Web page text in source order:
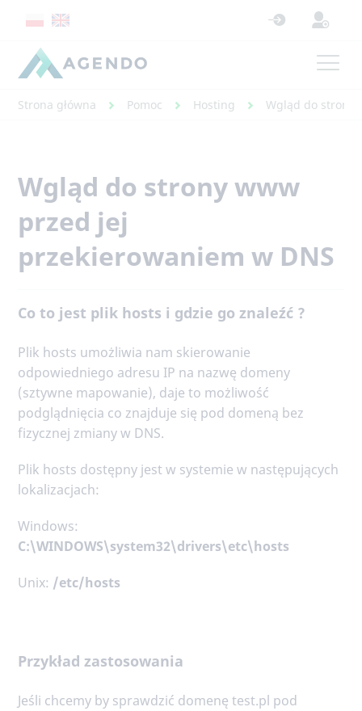
Strona główna Pomoc Hosting Wgląd do strony
Wgląd do strony www
przed jej
przekierowaniem w DNS
Co to jest plik hosts i gdzie go znaleźć ?
Plik hosts umożliwia nam skierowanie
odpowiedniego adresu IP na nazwę domeny
(sztywne mapowanie), daje to możliwość
podglądnięcia co znajduje się pod domeną bez
fizycznej zmiany w DNS.
Plik hosts dostępny jest w systemie w następujących
lokalizacjach:
Windows:
C:\WINDOWS\system32\drivers\etc\hosts
Unix: /etc/hosts
Przykład zastosowania
Jeśli chcemy by sprawdzić domenę test.pl pod